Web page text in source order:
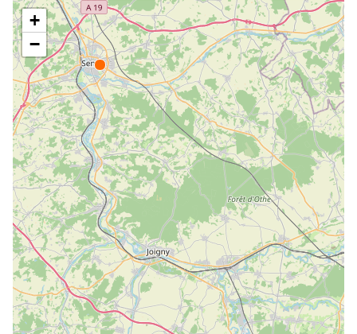
+
−